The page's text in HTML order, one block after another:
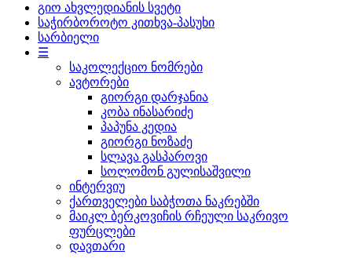
გიო ახვლედიანის სვეტი
საჭირბოროტო კითხვა-პასუხი
სარბიელი
☰
საკოლექციო ნომრები
ავტორები
გიორგი დარჯანია
კობა ინასარიძე
პაპუნა კედია
გიორგი ნოზაძე
სლავა გასპაროვი
სოლომონ გულისაშვილი
ინტერვიუ
ქართველები საბჭოთა ნაკრებში
მაიკლ ბერკოვიჩის რჩეული საკრივო
ფურცლები
დავთარი